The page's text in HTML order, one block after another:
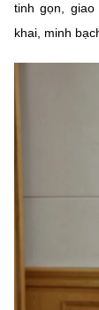
tinh gọn,
khai, minh